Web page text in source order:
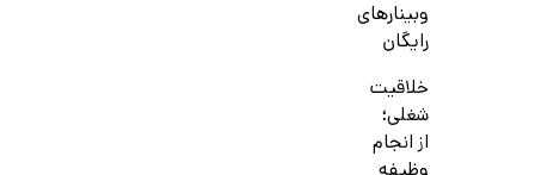
وبینارهای
رایگان
خلاقیت
شغلی؛
از انجام